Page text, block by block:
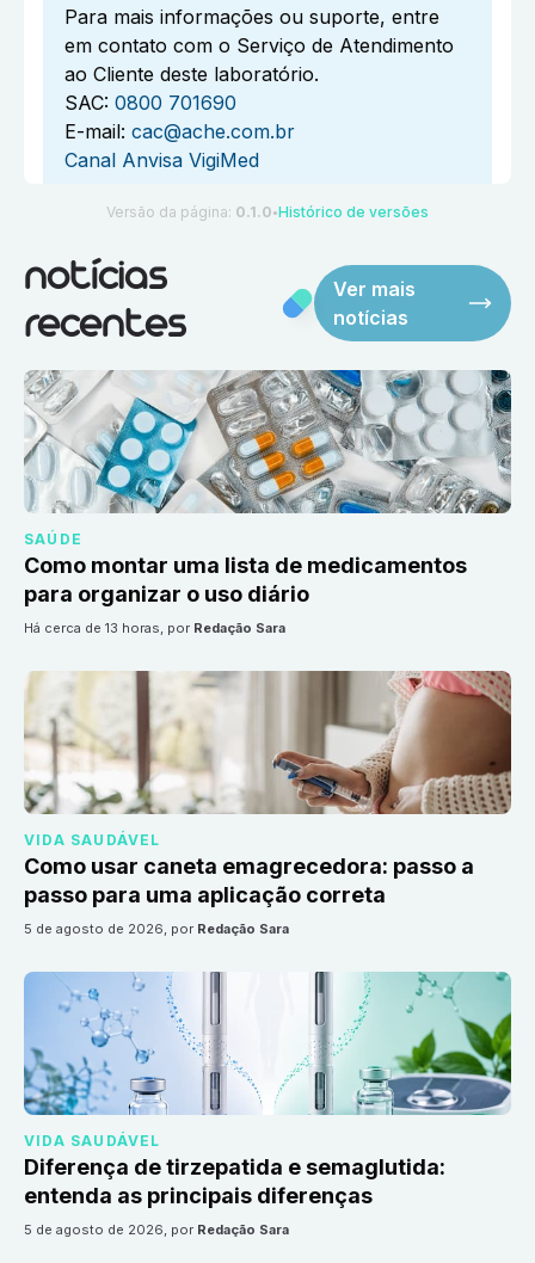
Para mais informações ou suporte, entre
em contato com o Serviço de Atendimento
ao Cliente deste laboratório.
SAC: 0800 701690
E-mail: cac@ache.com.br
Canal Anvisa VigiMed
Versão da página: 0.1.0 ●Histórico de versões
notícias
recentes
Ver mais
notícias
SAÚDE
Como montar uma lista de medicamentos
para organizar o uso diário
há cerca de 13 horas, por Redação Sara
VIDA SAUDÁVEL
Como usar caneta emagrecedora: passo a
passo para uma aplicação correta
5 de agosto de 2026, por Redação Sara
VIDA SAUDÁVEL
Diferença de tirzepatida e semaglutida:
entenda as principais diferenças
5 de agosto de 2026, por Redação Sara